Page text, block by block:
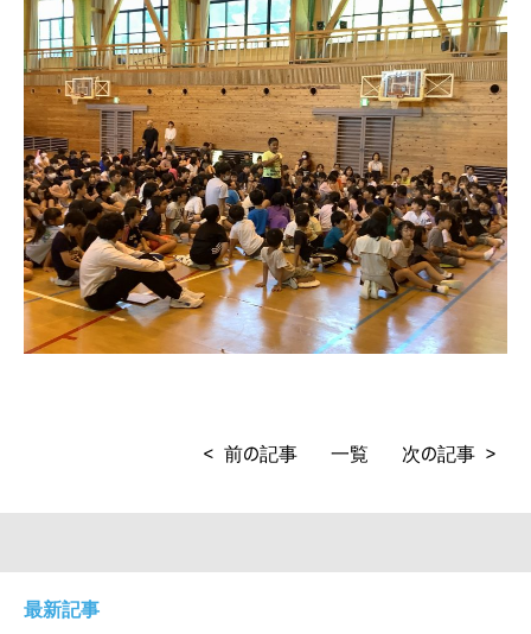
< 前の記事 一覧 次の記事 >
最新記事